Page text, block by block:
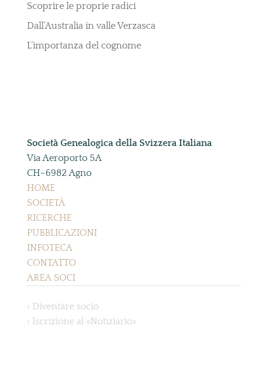
Scoprire le proprie radici
Dall’Australia in valle Verzasca
L’importanza del cognome
Società Genealogica della Svizzera Italiana
Via Aeroporto 5A
CH–6982 Agno
HOME
SOCIETÀ
RICERCHE
PUBBLICAZIONI
INFOTECA
CONTATTO
AREA SOCI
› Diventare socio
› Iscrizione al «Notiziario»